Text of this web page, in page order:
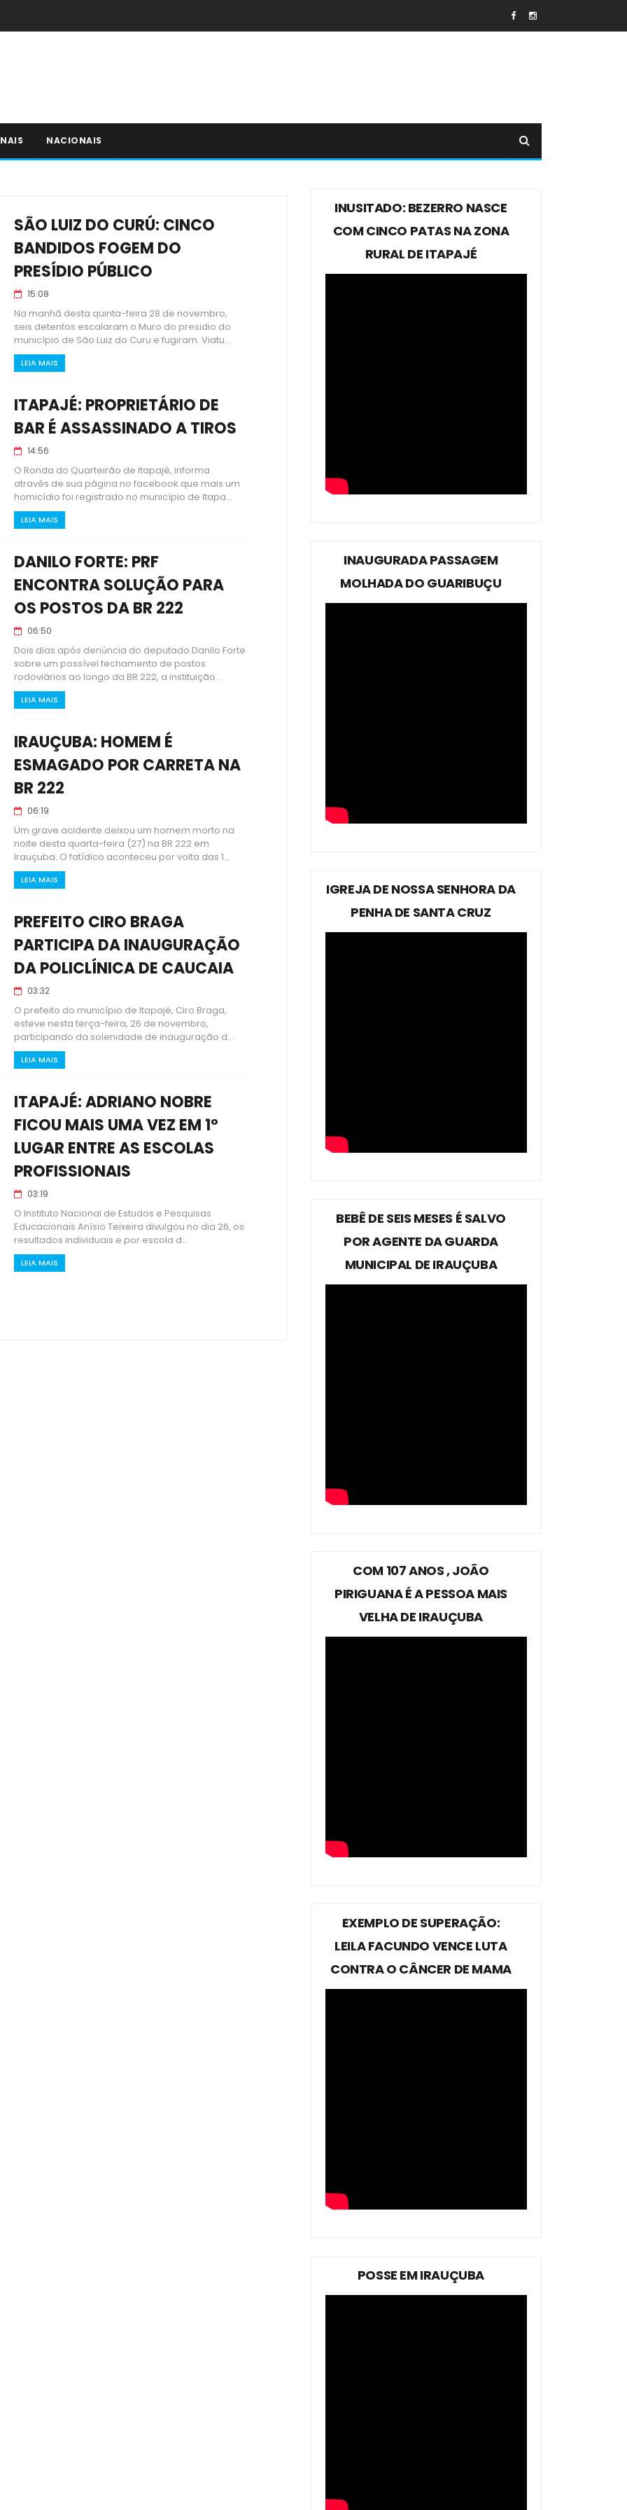
NACIONAIS
SÃO LUIZ DO CURÚ: CINCO
BANDIDOS FOGEM DO
PRESÍDIO PÚBLICO
15:08
Na manhã desta quinta-feira 28 de novembro,
seis detentos escalaram o Muro do presidio do
município de São Luiz do Curu e fugiram. Viatu...
LEIA MAIS
ITAPAJÉ: PROPRIETÁRIO DE
BAR É ASSASSINADO A TIROS
14:56
O Ronda do Quarteirão de Itapajé, informa
através de sua página no facebook que mais um
homicídio foi registrado no município de Itapa...
LEIA MAIS
DANILO FORTE: PRF
ENCONTRA SOLUÇÃO PARA
OS POSTOS DA BR 222
06:50
Dois dias após denúncia do deputado Danilo Forte
sobre um possível fechamento de postos
rodoviários ao longo da BR 222, a instituição...
LEIA MAIS
IRAUÇUBA: HOMEM É
ESMAGADO POR CARRETA NA
BR 222
06:19
Um grave acidente deixou um homem morto na
noite desta quarta-feira (27) na BR 222 em
Irauçuba. O fatídico aconteceu por volta das 1...
LEIA MAIS
PREFEITO CIRO BRAGA
PARTICIPA DA INAUGURAÇÃO
DA POLICLÍNICA DE CAUCAIA
03:32
O prefeito do município de Itapajé, Ciro Braga,
esteve nesta terça-feira, 26 de novembro,
participando da solenidade de inauguração d...
LEIA MAIS
ITAPAJÉ: ADRIANO NOBRE
FICOU MAIS UMA VEZ EM 1º
LUGAR ENTRE AS ESCOLAS
PROFISSIONAIS
03:19
O Instituto Nacional de Estudos e Pesquisas
Educacionais Anísio Teixeira divulgou no dia 26, os
resultados individuais e por escola d...
LEIA MAIS
INUSITADO: BEZERRO NASCE
COM CINCO PATAS NA ZONA
RURAL DE ITAPAJÉ
INAUGURADA PASSAGEM
MOLHADA DO GUARIBUÇU
IGREJA DE NOSSA SENHORA DA
PENHA DE SANTA CRUZ
BEBÊ DE SEIS MESES É SALVO
POR AGENTE DA GUARDA
MUNICIPAL DE IRAUÇUBA
COM 107 ANOS , JOÃO
PIRIGUANA É A PESSOA MAIS
VELHA DE IRAUÇUBA
EXEMPLO DE SUPERAÇÃO:
LEILA FACUNDO VENCE LUTA
CONTRA O CÂNCER DE MAMA
POSSE EM IRAUÇUBA